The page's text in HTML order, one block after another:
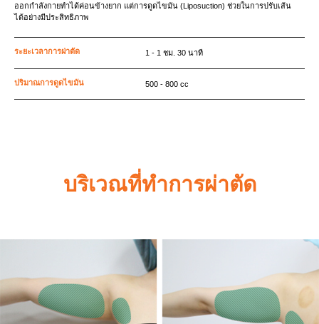
ออกกำลังกายทำได้ค่อนข้างยาก แต่การดูดไขมัน (Liposuction) ช่วยในการปรับเส้น
ได้อย่างมีประสิทธิภาพ
ระยะเวลาการผ่าตัด 1 - 1 ชม. 30 นาที
ปริมาณการดูดไขมัน 500 - 800 cc
บริเวณที่ทำการผ่าตัด